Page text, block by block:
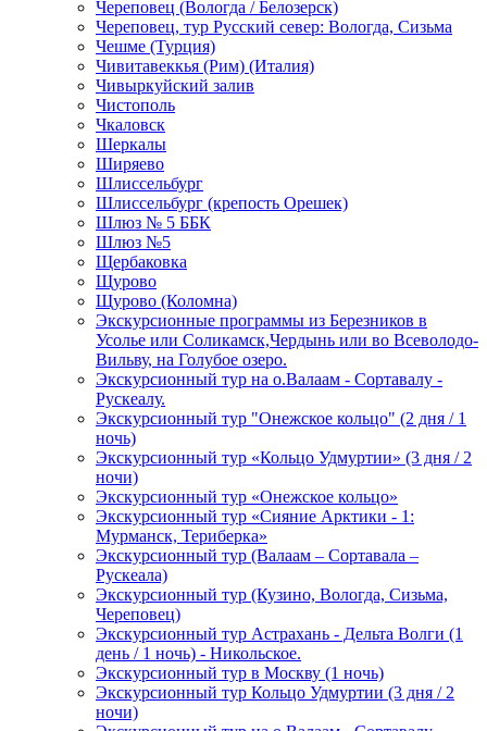
Череповец (Вологда / Белозерск)
Череповец, тур Русский север: Вологда, Сизьма
Чешме (Турция)
Чивитавеккья (Рим) (Италия)
Чивыркуйский залив
Чистополь
Чкаловск
Шеркалы
Ширяево
Шлиссельбург
Шлиссельбург (крепость Орешек)
Шлюз № 5 ББК
Шлюз №5
Щербаковка
Щурово
Щурово (Коломна)
Экскурсионные программы из Березников в
Усолье или Соликамск,Чердынь или во Всеволодо-
Вильву, на Голубое озеро.
Экскурсионный тур на о.Валаам - Сортавалу -
Рускеалу.
Экскурсионный тур "Онежское кольцо" (2 дня / 1
ночь)
Экскурсионный тур «Кольцо Удмуртии» (3 дня / 2
ночи)
Экскурсионный тур «Онежское кольцо»
Экскурсионный тур «Сияние Арктики - 1:
Мурманск, Териберка»
Экскурсионный тур (Валаам – Сортавала –
Рускеала)
Экскурсионный тур (Кузино, Вологда, Сизьма,
Череповец)
Экскурсионный тур Астрахань - Дельта Волги (1
день / 1 ночь) - Никольское.
Экскурсионный тур в Москву (1 ночь)
Экскурсионный тур Кольцо Удмуртии (3 дня / 2
ночи)